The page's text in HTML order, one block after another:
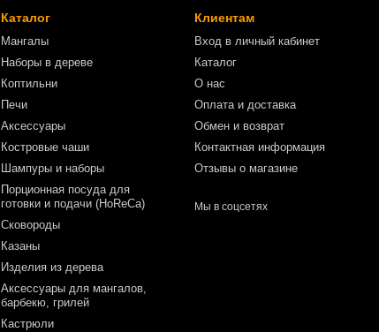
Каталог
Мангалы
Наборы в дереве
Коптильни
Печи
Аксессуары
Костровые чаши
Шампуры и наборы
Порционная посуда для
готовки и подачи (HoReCa)
Сковороды
Казаны
Изделия из дерева
Аксессуары для мангалов,
барбекю, грилей
Кастрюли
Клиентам
Вход в личный кабинет
Каталог
О нас
Оплата и доставка
Обмен и возврат
Контактная информация
Отзывы о магазине
Мы в соцсетях